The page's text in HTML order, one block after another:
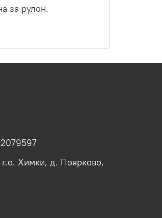
за рулон.
Химки, д. Поярково,